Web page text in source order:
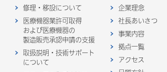
修理・移設について
医療機器業許可取得
および医療機器の
製造販売承認申請の支援
取扱説明・技術サポート
について
企業理念
社長あいさつ
事業内容
拠点一覧
アクセス